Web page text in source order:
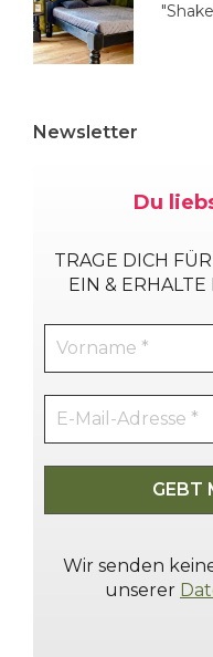
Newsletter
Du
TRAGE DICH
EIN & ERHALTE
Wir senden
unserer